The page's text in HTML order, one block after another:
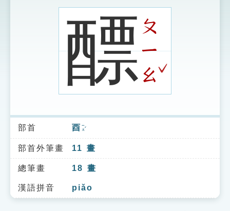
索引選單
知識索引
單字索引
生命大百科索引
示
醥 ㄆ
ㄧ
ㄠ
ˇ
部首 酉 ㄧㄡˇ
部首外筆畫 11 畫
總筆畫 18 畫
漢語拼音 piǎo